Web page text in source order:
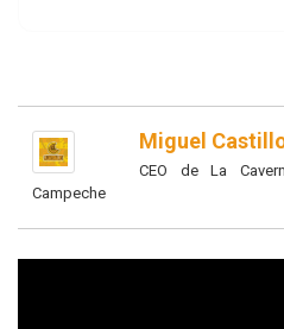
Miguel
CEO de La
Campeche